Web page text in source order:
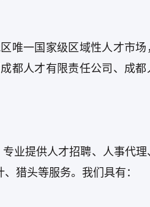
唯一国家级区域性人才市场
都人才有限责任公司、成都
业提供人才招聘、人事代理
猎头等服务。我们具有：